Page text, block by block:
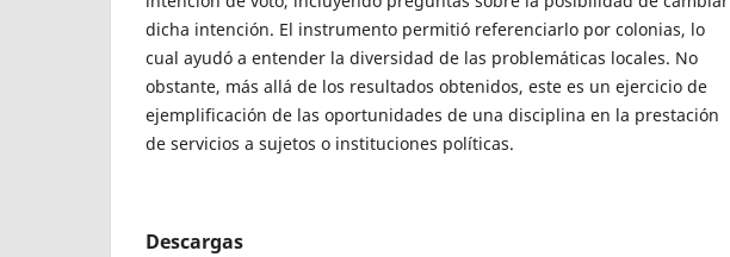
dicha intención. El instrumento permitió referenciarlo por colonias, lo
cual ayudó a entender la diversidad de las problemáticas locales. No
obstante, más allá de los resultados obtenidos, este es un ejercicio de
ejemplificación de las oportunidades de una disciplina en la prestación
de servicios a sujetos o instituciones políticas.
Descargas